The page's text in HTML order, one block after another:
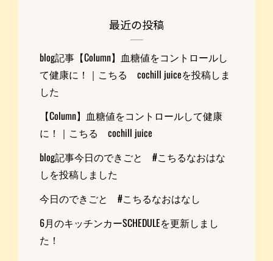
最近の投稿
blog記事【Column】血糖値をコントロールし
て健康に！｜こちる cochill juiceを投稿しま
した
【Column】血糖値をコントロールして健康
に！｜こちる cochill juice
blog記事今日のできごと #こちるなおはな
しを投稿しました
今日のできごと #こちるなおはなし
6月のキッチンカーSCHEDULEを更新しまし
た！